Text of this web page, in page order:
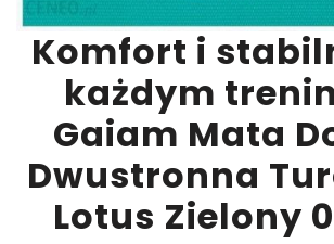
Komfort i
każdym
Gaiam Mata
Dwustronna
Lotus Zielony